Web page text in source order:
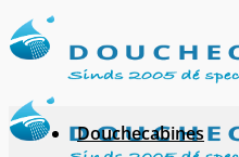
Douchecabines